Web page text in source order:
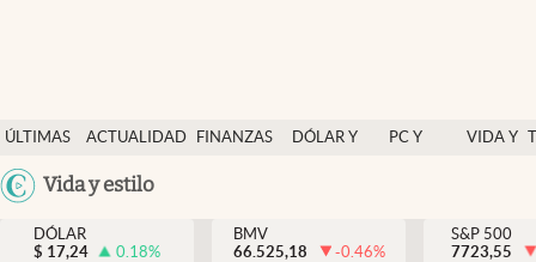
ÚLTIMAS
NOTICIAS
ACTUALIDAD
FINANZAS
DÓLAR Y
PC Y
VIDA Y
México
Vida y estilo
Actualidad
Finanzas y economía
Dólar y mercados
DÓLAR
$ 17,24 0.18%
BMV
66.525,18
-0.46%
S&P 500
7723,55